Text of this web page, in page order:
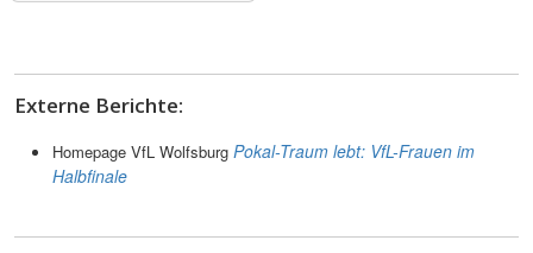
Externe Berichte:
Homepage VfL Wolfsburg Pokal-Traum lebt: VfL-Frauen im
Halbfinale